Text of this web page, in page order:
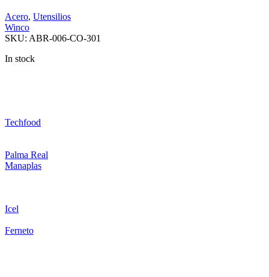
Acero, Utensilios
Winco
SKU: ABR-006-CO-301
In stock
Techfood
Palma Real
Manaplas
Icel
Ferneto